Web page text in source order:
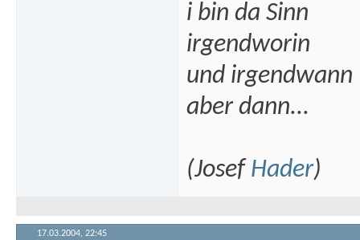
i bin da Sinn
irgendworin
und irgendwann
aber dann...
(Josef Hader)
17.03.2004, 22:45